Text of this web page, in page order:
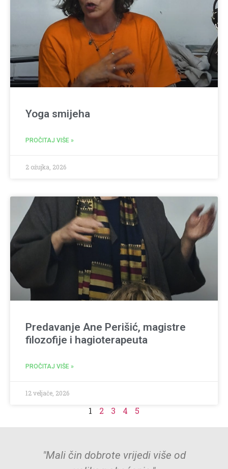
Yoga smijeha
PROČITAJ VIŠE »
2 ožujka, 2026
Predavanje Ane Perišić, magistre
filozofije i hagioterapeuta
PROČITAJ VIŠE »
12 veljače, 2026
1 2 3 4 5
"Mali čin dobrote vrijedi više od